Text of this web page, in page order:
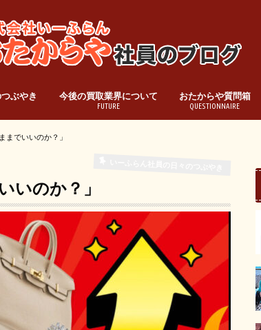
ぶやき 今後の買取業界について
FUTURE
おたからや質問箱
QUESTIONNAIRE
までいいのか？」
いのか？」